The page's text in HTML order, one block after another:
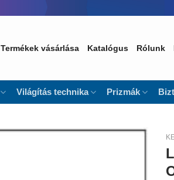
Termékek vásárlása Katalógus Rólunk
Világítás technika Prizmák